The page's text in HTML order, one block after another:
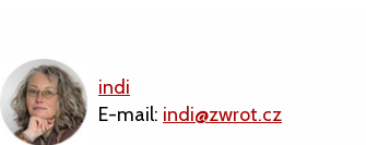
indi
E-mail: indi@zwrot.cz